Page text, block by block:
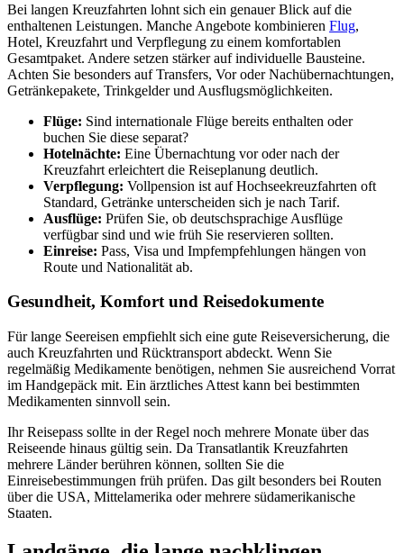
Bei langen Kreuzfahrten lohnt sich ein genauer Blick auf die
enthaltenen Leistungen. Manche Angebote kombinieren Flug,
Hotel, Kreuzfahrt und Verpflegung zu einem komfortablen
Gesamtpaket. Andere setzen stärker auf individuelle Bausteine.
Achten Sie besonders auf Transfers, Vor oder Nachübernachtungen,
Getränkepakete, Trinkgelder und Ausflugsmöglichkeiten.
Flüge: Sind internationale Flüge bereits enthalten oder
buchen Sie diese separat?
Hotelnächte: Eine Übernachtung vor oder nach der
Kreuzfahrt erleichtert die Reiseplanung deutlich.
Verpflegung: Vollpension ist auf Hochseekreuzfahrten oft
Standard, Getränke unterscheiden sich je nach Tarif.
Ausflüge: Prüfen Sie, ob deutschsprachige Ausflüge
verfügbar sind und wie früh Sie reservieren sollten.
Einreise: Pass, Visa und Impfempfehlungen hängen von
Route und Nationalität ab.
Gesundheit, Komfort und Reisedokumente
Für lange Seereisen empfiehlt sich eine gute Reiseversicherung, die
auch Kreuzfahrten und Rücktransport abdeckt. Wenn Sie
regelmäßig Medikamente benötigen, nehmen Sie ausreichend Vorrat
im Handgepäck mit. Ein ärztliches Attest kann bei bestimmten
Medikamenten sinnvoll sein.
Ihr Reisepass sollte in der Regel noch mehrere Monate über das
Reiseende hinaus gültig sein. Da Transatlantik Kreuzfahrten
mehrere Länder berühren können, sollten Sie die
Einreisebestimmungen früh prüfen. Das gilt besonders bei Routen
über die USA, Mittelamerika oder mehrere südamerikanische
Staaten.